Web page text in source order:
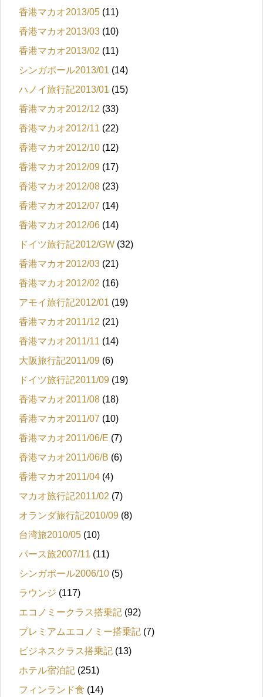
香港マカオ2013/05 (11)
香港マカオ2013/03 (10)
香港マカオ2013/02 (11)
シンガポール2013/01 (14)
ハノイ旅行記2013/01 (15)
香港マカオ2012/12 (33)
香港マカオ2012/11 (22)
香港マカオ2012/10 (12)
香港マカオ2012/09 (17)
香港マカオ2012/08 (23)
香港マカオ2012/07 (14)
香港マカオ2012/06 (14)
ドイツ旅行記2012/GW (32)
香港マカオ2012/03 (21)
香港マカオ2012/02 (16)
アモイ旅行記2012/01 (19)
香港マカオ2011/12 (21)
香港マカオ2011/11 (14)
大阪旅行記2011/09 (6)
ドイツ旅行記2011/09 (19)
香港マカオ2011/08 (18)
香港マカオ2011/07 (10)
香港マカオ2011/06/E (7)
香港マカオ2011/06/B (6)
香港マカオ2011/04 (4)
マカオ旅行記2011/02 (7)
オランダ旅行記2010/09 (8)
台湾旅2010/05 (10)
パース旅2007/11 (11)
シンガポール2006/10 (5)
ラウンジ (117)
エコノミークラス搭乗記 (92)
プレミアムエコノミー搭乗記 (7)
ビジネスクラス搭乗記 (13)
ホテル宿泊記 (251)
フィンランド食 (14)